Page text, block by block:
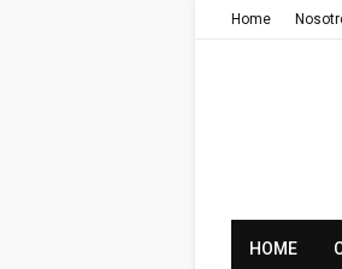
Home
HOME